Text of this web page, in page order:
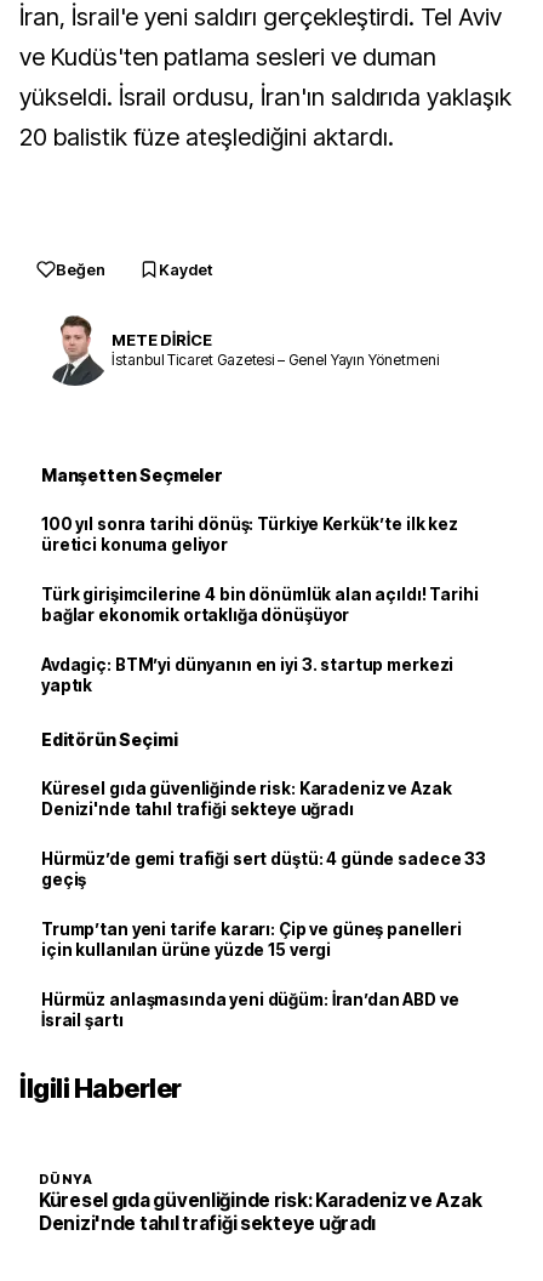
İran, İsrail'e yeni saldırı gerçekleştirdi. Tel Aviv
ve Kudüs'ten patlama sesleri ve duman
yükseldi. İsrail ordusu, İran'ın saldırıda yaklaşık
20 balistik füze ateşlediğini aktardı.
Beğen Kaydet
METE DİRİCE
İstanbul Ticaret Gazetesi – Genel Yayın Yönetmeni
Manşetten Seçmeler
100 yıl sonra tarihi dönüş: Türkiye Kerkük’te ilk kez
üretici konuma geliyor
Türk girişimcilerine 4 bin dönümlük alan açıldı! Tarihi
bağlar ekonomik ortaklığa dönüşüyor
Avdagiç: BTM’yi dünyanın en iyi 3. startup merkezi
yaptık
Editörün Seçimi
Küresel gıda güvenliğinde risk: Karadeniz ve Azak
Denizi'nde tahıl trafiği sekteye uğradı
Hürmüz’de gemi trafiği sert düştü: 4 günde sadece 33
geçiş
Trump’tan yeni tarife kararı: Çip ve güneş panelleri
için kullanılan ürüne yüzde 15 vergi
Hürmüz anlaşmasında yeni düğüm: İran’dan ABD ve
İsrail şartı
İlgili Haberler
DÜNYA
Küresel gıda güvenliğinde risk: Karadeniz ve Azak
Denizi'nde tahıl trafiği sekteye uğradı